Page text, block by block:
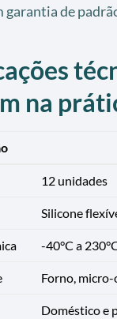
garantia de
na
12 unidades
Silicone
-40°C a
Forno, micro-
Doméstico e